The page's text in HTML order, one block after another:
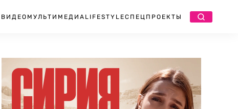
ВИДЕО МУЛЬТИМЕДИА LIFESTYLEСПЕЦПРОЕКТЫ